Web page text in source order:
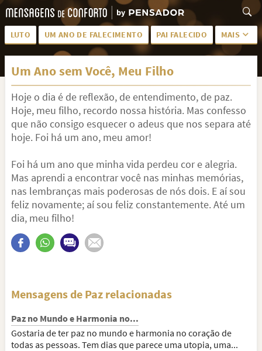
LUTO UM ANO DE FALECIMENTO PAI FALECIDO MAIS
LUTO PARA AMIGA PALAVRAS
PÊSAMES PARA AMIGA DESCANSE EM PAZ
MEUS SENTIMENTOS PÊSAMES PARA AMIGO
FRASES DE LUTO PARA AMIGO
TODAS AS CATEGORIAS
Um Ano sem Você, Meu Filho
Hoje o dia é de reflexão, de entendimento, de paz.
Hoje, meu filho, recordo nossa história. Mas confesso
que não consigo esquecer o adeus que nos separa até
hoje. Foi há um ano, meu amor!
Foi há um ano que minha vida perdeu cor e alegria.
Mas aprendi a encontrar você nas minhas memórias,
nas lembranças mais poderosas de nós dois. E aí sou
feliz novamente; aí sou feliz constantemente. Até um
dia, meu filho!
Mensagens de Paz relacionadas
Paz no Mundo e Harmonia no...
Gostaria de ter paz no mundo e harmonia no coração de
todas as pessoas. Tem dias que parece uma utopia, uma...